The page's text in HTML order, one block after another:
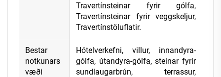
Travertínsteinar fyrir gólfa,
Travertínsteinar fyrir veggskeljur,
Travertínstöluflatir.
Bestar
notkunars
væði
Hótelverkefni, villur, innandyra-
gólfa, útandyra-gólfa, steinar fyrir
sundlaugarbrún, terrassur,